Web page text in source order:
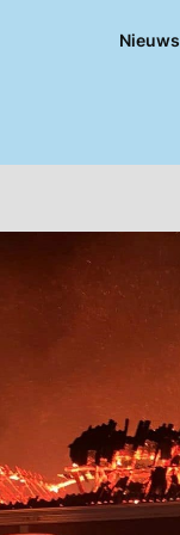
Nieuws